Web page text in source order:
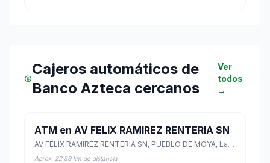
Cajeros automáticos de
Banco Azteca cercanos
Ver
todos
→
ATM en AV FELIX RAMIREZ RENTERIA SN
AV FELIX RAMIREZ RENTERIA SN, PUEBLO DE MOYA, Lagos de Moreno, Jalisco
Aprox. 22.59 km de distancia